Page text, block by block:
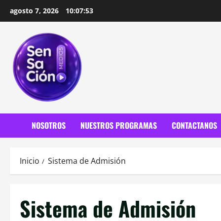
agosto 7, 2026 10:07:54
NOSOTROS NUESTROS PROGRAMAS CONTACTANOS
Inicio Sistema de Admisión
Sistema de Admisión